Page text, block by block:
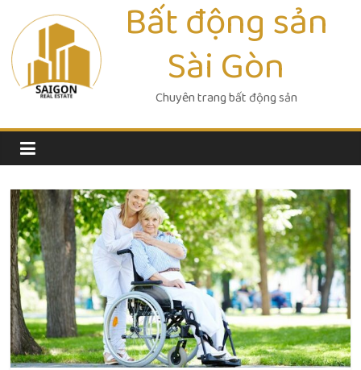
content
Bất động sản
Sài Gòn
Chuyên trang bất động sản